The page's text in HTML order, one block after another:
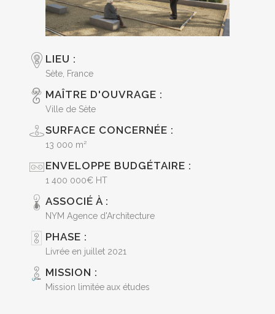
LIEU :
Sète, France
MAÎTRE D'OUVRAGE :
Ville de Sète
SURFACE CONCERNÉE :
13 000 m²
ENVELOPPE BUDGÉTAIRE :
1 400 000€ HT
ASSOCIÉ À :
NYM Agence d'Architecture
PHASE :
Livrée en juillet 2021
MISSION :
Mission limitée aux études